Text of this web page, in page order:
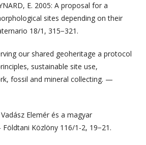
E. 2005: A proposal for a
sites depending on their
18/1, 315−321.
our shared geoheritage a protocol
sustainable site use,
fossil and mineral collecting. —
Elemér és a magyar
Közlöny 116/1-2, 19−21.